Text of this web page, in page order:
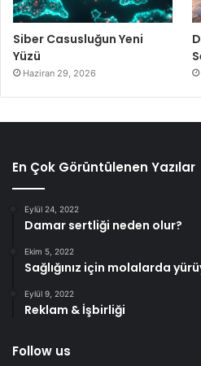
Siber Casusluğun Yeni
Yüzü
Haziran 29, 2026
En Çok Görüntülenen Yazılar
Eylül 24, 2022
Damar sertliği neden olur?
Ekim 5, 2022
Sağlığınız için molalarda
Eylül 9, 2022
Reklam & İşbirliği
Follow us